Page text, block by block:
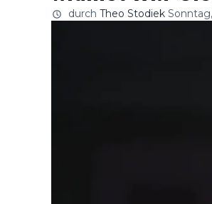
durch Theo Stodiek